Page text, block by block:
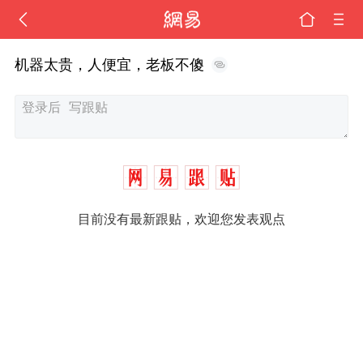
机器太贵，人便宜，老板不傻
目前没有最新跟贴，欢迎您发表观点